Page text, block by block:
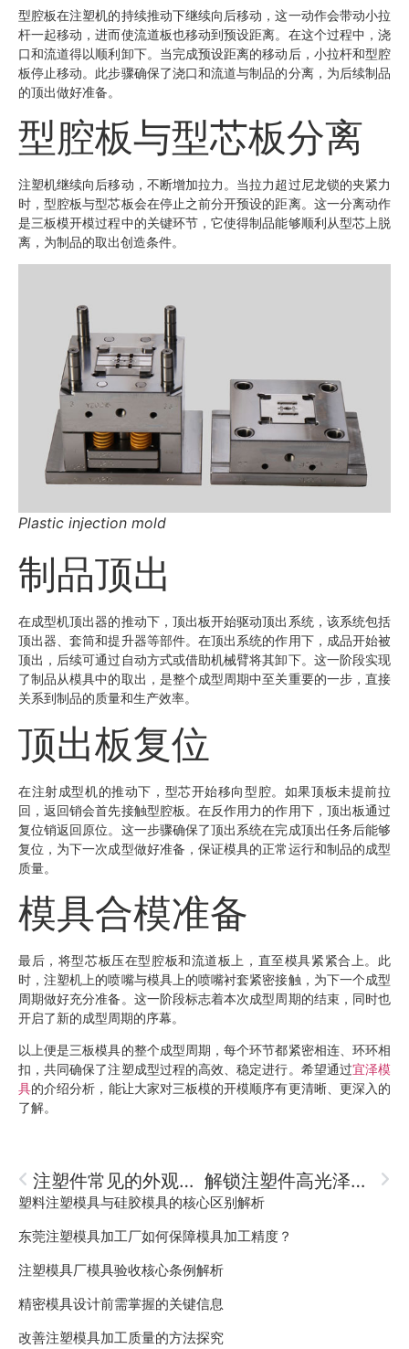
型腔板在注塑机的持续推动下继续向后移动，这一动作会带动小拉
杆一起移动，进而使流道板也移动到预设距离。在这个过程中，浇
口和流道得以顺利卸下。当完成预设距离的移动后，小拉杆和型腔
板停止移动。此步骤确保了浇口和流道与制品的分离，为后续制品
的顶出做好准备。
型腔板与型芯板分离
注塑机继续向后移动，不断增加拉力。当拉力超过尼龙锁的夹紧力
时，型腔板与型芯板会在停止之前分开预设的距离。这一分离动作
是三板模开模过程中的关键环节，它使得制品能够顺利从型芯上脱
离，为制品的取出创造条件。
Plastic injection mold
制品顶出
在成型机顶出器的推动下，顶出板开始驱动顶出系统，该系统包括
顶出器、套筒和提升器等部件。在顶出系统的作用下，成品开始被
顶出，后续可通过自动方式或借助机械臂将其卸下。这一阶段实现
了制品从模具中的取出，是整个成型周期中至关重要的一步，直接
关系到制品的质量和生产效率。
顶出板复位
在注射成型机的推动下，型芯开始移向型腔。如果顶板未提前拉
回，返回销会首先接触型腔板。在反作用力的作用下，顶出板通过
复位销返回原位。这一步骤确保了顶出系统在完成顶出任务后能够
复位，为下一次成型做好准备，保证模具的正常运行和制品的成型
质量。
模具合模准备
最后，将型芯板压在型腔板和流道板上，直至模具紧紧合上。此
时，注塑机上的喷嘴与模具上的喷嘴衬套紧密接触，为下一个成型
周期做好充分准备。这一阶段标志着本次成型周期的结束，同时也
开启了新的成型周期的序幕。
以上便是三板模具的整个成型周期，每个环节都紧密相连、环环相
扣，共同确保了注塑成型过程的高效、稳定进行。希望通过宜泽模
具的介绍分析，能让大家对三板模的开模顺序有更清晰、更深入的
了解。
注塑件常见的外观定义是什么 解锁注塑件高光泽度秘诀
塑料注塑模具与硅胶模具的核心区别解析
东莞注塑模具加工厂如何保障模具加工精度？
注塑模具厂模具验收核心条例解析
精密模具设计前需掌握的关键信息
改善注塑模具加工质量的方法探究